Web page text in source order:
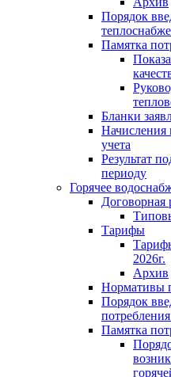
Порядок
Памятка
Бланки
учета
Результат
периоду
Горячее
Договорная
Тарифы
2026г.
Архив
Нормативы
Порядок
Памятка